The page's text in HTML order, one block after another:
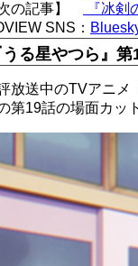
次の記事】
『冰剣
SNS：
うる星やつら』
放送中のTVアニメ
第19話の場面カッ